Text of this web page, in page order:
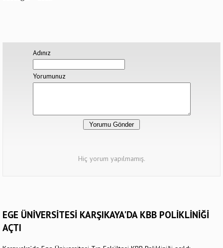
Adınız
Yorumunuz
Hiç yorum yapılmamış.
EGE ÜNİVERSİTESİ KARŞIKAYA'DA KBB POLİKLİNİĞİ
AÇTI